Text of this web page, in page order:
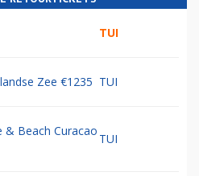
TUI
Zee €1235 TUI
& Beach Curacao
TUI